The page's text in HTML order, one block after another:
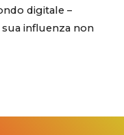
digitale –
sua influenza non